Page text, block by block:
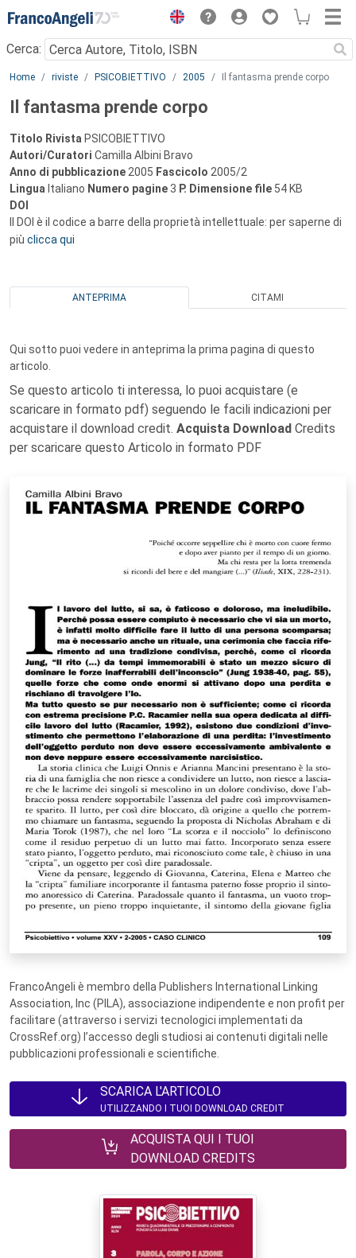
Menu
Cerca:
Main content
Home riviste PSICOBIETTIVO 2005 Il fantasma prende corpo
Il fantasma prende corpo
Titolo Rivista PSICOBIETTIVO
Autori/Curatori Camilla Albini Bravo
Anno di pubblicazione 2005 Fascicolo 2005/2
Lingua Italiano Numero pagine 3 P. Dimensione file 54 KB
DOI
Il DOI è il codice a barre della proprietà intellettuale: per saperne di
più clicca qui
ANTEPRIMA CITAMI
Qui sotto puoi vedere in anteprima la prima pagina di questo
articolo.
Se questo articolo ti interessa, lo puoi acquistare (e
scaricare in formato pdf) seguendo le facili indicazioni per
acquistare il download credit. Acquista Download Credits
per scaricare questo Articolo in formato PDF
FrancoAngeli è membro della Publishers International Linking
Association, Inc (PILA), associazione indipendente e non profit per
facilitare (attraverso i servizi tecnologici implementati da
CrossRef.org) l’accesso degli studiosi ai contenuti digitali nelle
pubblicazioni professionali e scientifiche.
SCARICA L'ARTICOLO
UTILIZZANDO I TUOI DOWNLOAD CREDIT
ACQUISTA QUI I TUOI
DOWNLOAD CREDITS